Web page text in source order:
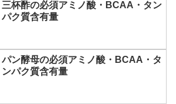
三杯酢の必須アミノ酸・BCAA・タン
パク質含有量
パン酵母の必須アミノ酸・BCAA・タ
ンパク質含有量